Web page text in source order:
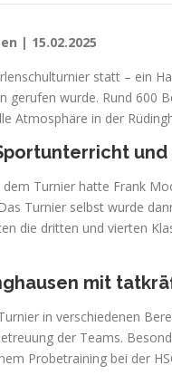
| 15.02.2025
statt – ein
gerufen wurde. Rund 600
Atmosphäre in der
Turnier hatte Frank
Turnier selbst wurde
die dritten und vierten
mit
in verschiedenen
der Teams.
Probetraining bei der